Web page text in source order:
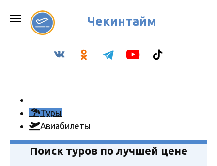
содержанию
Чекинтайм
Туры
Авиабилеты
Поиск туров по лучшей цене